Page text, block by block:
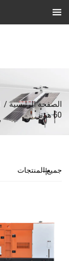
الصفحة الرئيسية/
50 هرتز
جميع المنتجات